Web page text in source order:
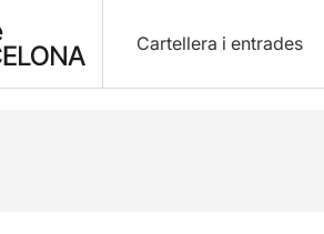
Cartellera i entrades